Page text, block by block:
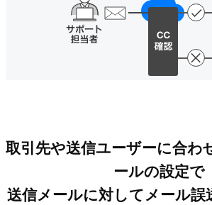
取引先や送信ユーザーに合わ
ールの設定で
送信メールに対してメール誤